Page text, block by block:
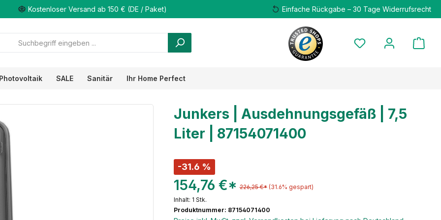
Kostenloser Versand ab 150 € (DE / Paket) Einfache Rückgabe – 30 Tage Widerrufsrecht
Photovoltaik SALE Sanitär Ihr Home Perfect
Junkers | Ausdehnungsgefäß | 7,5
Liter | 87154071400
-31.6 %
154,76 €* 226,25 €* (31.6% gespart)
Inhalt: 1 Stk.
Produktnummer: 87154071400